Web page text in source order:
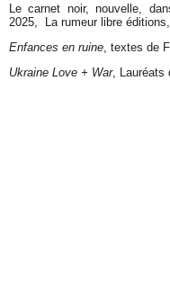
Le carnet noir, nouvelle,
2025, La rumeur libre
Enfances en ruine , textes de
Ukraine Love + War, Lauréats